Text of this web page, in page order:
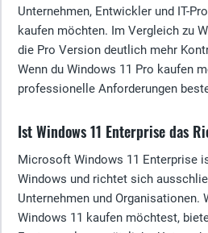
Unternehmen, Entwickler und IT-
kaufen möchten. Im Vergleich zu
die Pro Version deutlich mehr
Wenn du Windows 11 Pro kaufen
professionelle Anforderungen
Ist Windows 11 Enterprise das
Microsoft Windows 11 Enterprise
Windows und richtet sich
Unternehmen und Organisationen.
Windows 11 kaufen möchtest,